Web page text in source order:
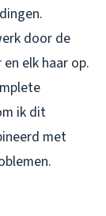
door de
elk haar op.
ik dit
met